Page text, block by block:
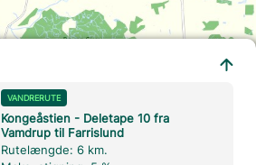
VANDRERUTE
Kongeåstien - Deletape 10 fra
Vamdrup til Farrislund
Rutelængde: 6 km.